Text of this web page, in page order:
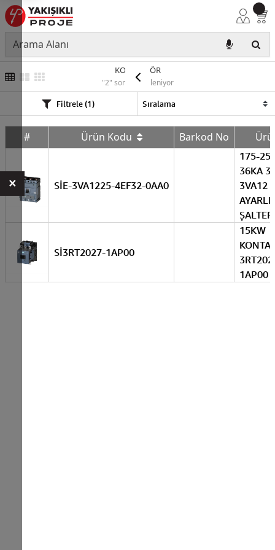
KONTAKTÖR
"2" sonuç listeleniyor
Filtrele (1)
# Ürün Kodu Barkod No
SİE-3VA1225-4EF32-0AA0
175-
36KA
3VA12
AYARLI
ŞALTER
Sİ3RT2027-1AP00
15KW
1AP00
×